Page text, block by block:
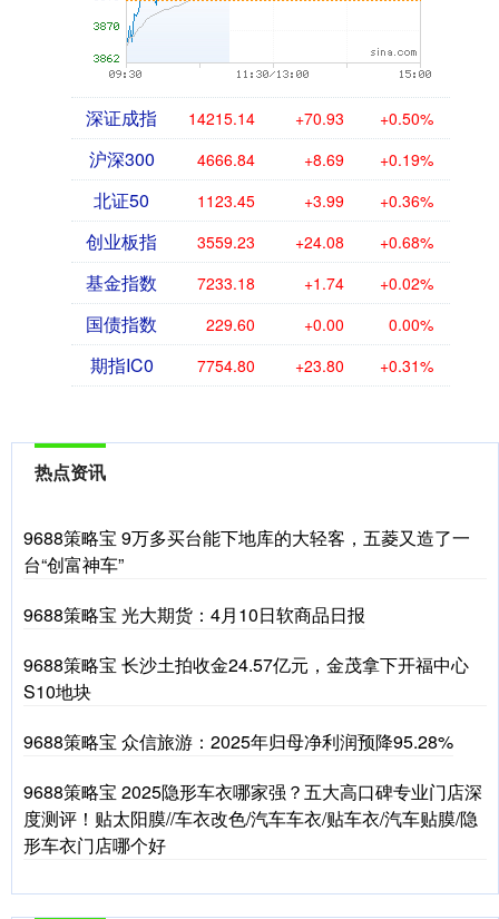
深证成指 14215.14 +70.93 +0.50%
沪深300 4666.84 +8.69 +0.19%
北证50 1123.45 +3.99 +0.36%
创业板指 3559.23 +24.08 +0.68%
基金指数 7233.18 +1.74 +0.02%
国债指数 229.60 +0.00 0.00%
期指IC0 7754.80 +23.80 +0.31%
热点资讯
9688策略宝 9万多买台能下地库的大轻客，五菱又造了一
台“创富神车”
9688策略宝 光大期货：4月10日软商品日报
9688策略宝 长沙土拍收金24.57亿元，金茂拿下开福中心
S10地块
9688策略宝 众信旅游：2025年归母净利润预降95.28%
9688策略宝 2025隐形车衣哪家强？五大高口碑专业门店深
度测评！贴太阳膜//车衣改色/汽车车衣/贴车衣/汽车贴膜/隐
形车衣门店哪个好